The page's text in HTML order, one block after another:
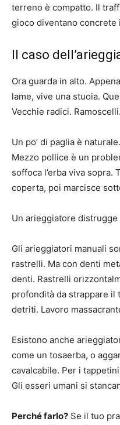
terreno è compatto. Il
gioco diventano
Il caso
Ora guarda in alto.
lame, vive una stuoia.
Vecchie radici.
Un po’ di paglia è
Mezzo pollice è un
soffoca l’erba viva sopra.
coperta, poi marcisce
Un arieggiatore
Gli arieggiatori manuali
rastrelli. Ma con denti
denti. Rastrelli
profondità da strappare il
detriti. Lavoro
Esistono anche
come un tosaerba, o
cavalcabile. Per i
Gli esseri umani si
Perché farlo? Se il tuo